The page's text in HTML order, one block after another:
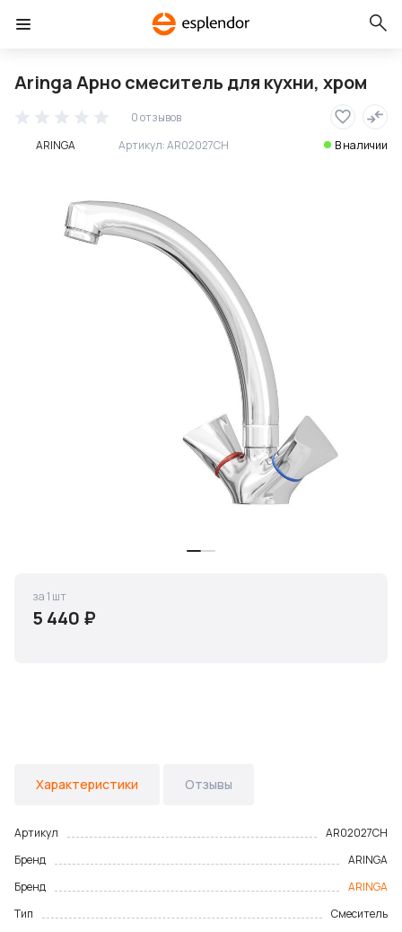
Aringa Арно смеситель для кухни, хром
0 отзывов
ARINGA
Артикул:AR02027CH В наличии
5 440 ₽
за 1 шт
Характеристики Отзывы
Артикул
AR02027CH
Бренд
ARINGA
Бренд
ARINGA
Тип
Смеситель